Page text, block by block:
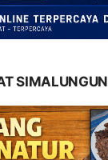
SIMALUNGUN